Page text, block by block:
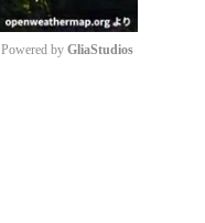
Powered by GliaStudios